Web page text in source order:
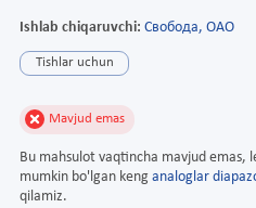
Ishlab chiqaruvchi: Свобода, ОАО
Tishlar uchun
Mavjud emas
Bu mahsulot vaqtincha mavjud emas,
mumkin bo'lgan keng analoglar
qilamiz.